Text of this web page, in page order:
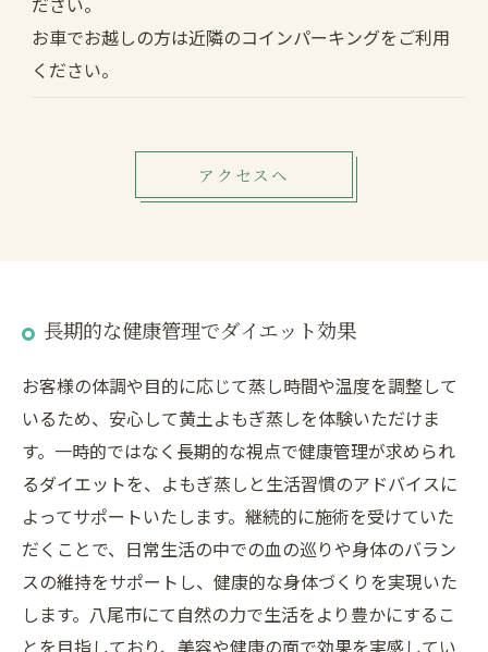
お車でお越しの方は近隣のコインパーキングをご利用
ください。
アクセスへ
長期的な健康管理でダイエット効果
お客様の体調や目的に応じて蒸し時間や温度を調整して
いるため、安心して黄土よもぎ蒸しを体験いただけま
す。一時的ではなく長期的な視点で健康管理が求められ
るダイエットを、よもぎ蒸しと生活習慣のアドバイスに
よってサポートいたします。継続的に施術を受けていた
だくことで、日常生活の中での血の巡りや身体のバラン
スの維持をサポートし、健康的な身体づくりを実現いた
します。八尾市にて自然の力で生活をより豊かにするこ